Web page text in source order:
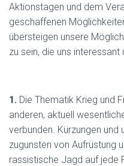
Aktionstagen und dem
geschaffenen
übersteigen unsere
zu sein, die uns
1. Die Thematik Krieg und
anderen, aktuell
verbunden. Kürzungen
zugunsten von Aufrüstung
rassistische Jagd auf jede